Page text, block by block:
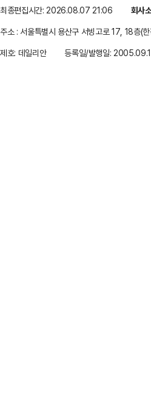
최종편집시간: 2026.08.07 21:06 회사
주소 : 서울특별시 용산구 서빙고로 17, 18층(
제호: 데일리안
등록일/발행일: